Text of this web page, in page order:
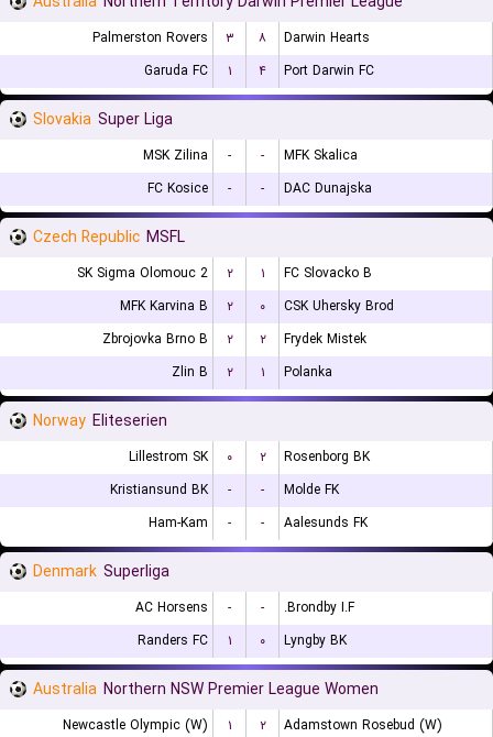
Palmerston Rovers ۳ ۸
Darwin Hearts
Garuda FC
۱ ۴ Port Darwin FC
Slovakia Super Liga
MSK Zilina - -
MFK Skalica
FC Kosice
- - DAC Dunajska
Czech Republic MSFL
SK Sigma Olomouc 2 ۲ ۱
FC Slovacko B
MFK Karvina B
۲ ۰
CSK Uhersky Brod
Zbrojovka Brno B
۲ ۲
Frydek Mistek
Zlin B
۲ ۱ Polanka
Norway Eliteserien
Lillestrom SK ۰ ۲
Rosenborg BK
Kristiansund BK
- -
Molde FK
Ham-Kam
- - Aalesunds FK
Denmark Superliga
AC Horsens - -
Brondby I.F.
Randers FC
۱ ۰ Lyngby BK
Australia Northern NSW Premier League Women
Newcastle Olympic (W) ۱ ۲ Adamstown Rosebud (W)